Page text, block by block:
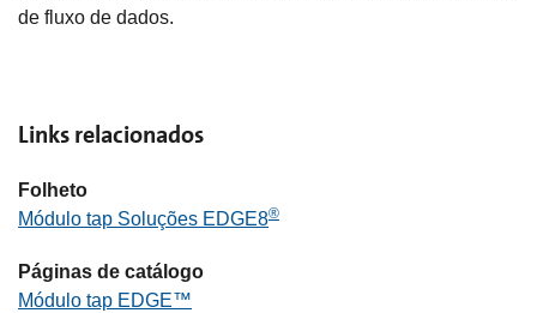
de fluxo de dados.
Links relacionados
Folheto
Módulo tap Soluções EDGE8®
Páginas de catálogo
Módulo tap EDGE™